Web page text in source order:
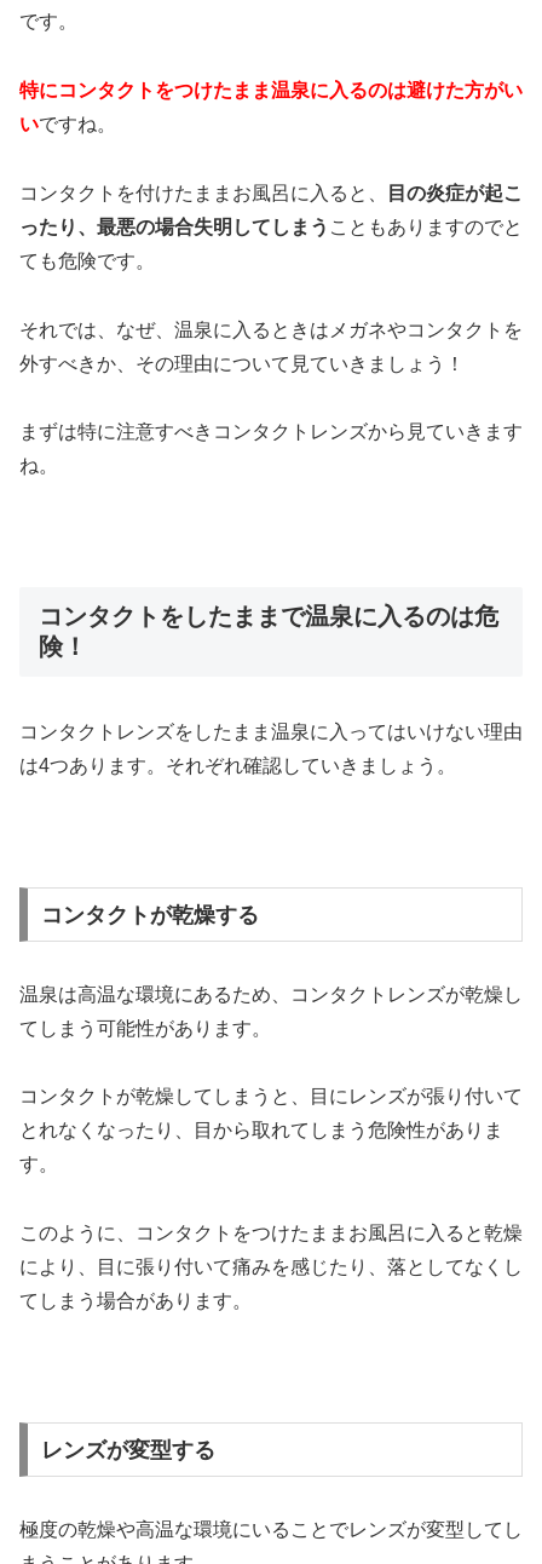
です。
特にコンタクトをつけたまま温泉に入るのは避けた方がい
いですね。
コンタクトを付けたままお風呂に入ると、
目の炎症が起こ
ったり、最悪の場合失明してしまう こともありますのでと
ても危険です。
それでは、なぜ、温泉に入るときはメガネやコンタクトを
外すべきか、その理由について見ていきましょう！
まずは特に注意すべきコンタクトレンズから見ていきます
ね。
コンタクトをしたままで温泉に入るのは危
険！
コンタクトレンズをしたまま温泉に入ってはいけない理由
は4つあります。それぞれ確認していきましょう。
コンタクトが乾燥する
温泉は高温な環境にあるため、コンタクトレンズが乾燥し
てしまう可能性があります。
コンタクトが乾燥してしまうと、目にレンズが張り付いて
とれなくなったり、目から取れてしまう危険性がありま
す。
このように、コンタクトをつけたままお風呂に入ると乾燥
により、目に張り付いて痛みを感じたり、落としてなくし
てしまう場合があります。
レンズが変型する
極度の乾燥や高温な環境にいることでレンズが変型してし